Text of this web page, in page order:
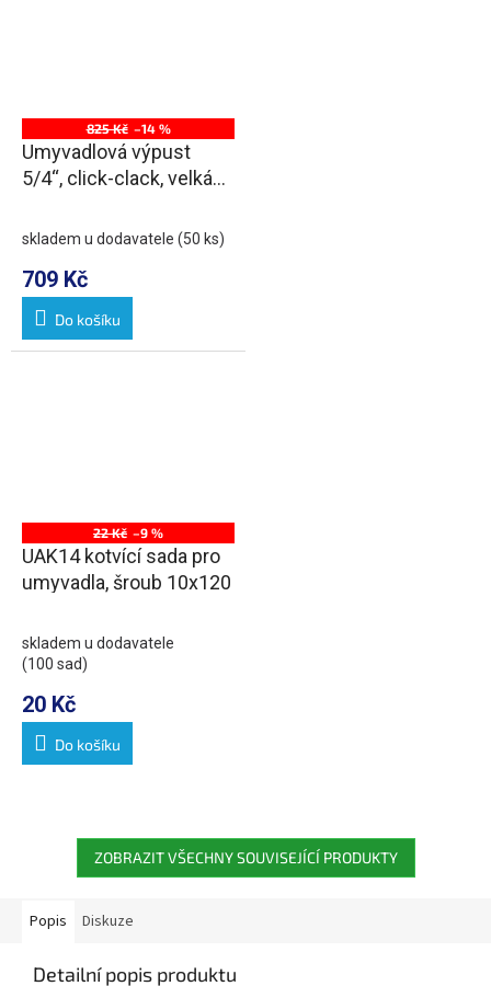
825 Kč –14 %
Umyvadlová výpust
5/4“, click-clack, velká
chrom
skladem u dodavatele (50 ks)
709 Kč
Do košíku
22 Kč –9 %
UAK14 kotvící sada pro
umyvadla, šroub 10x120
skladem u dodavatele
(100 sad)
20 Kč
Do košíku
ZOBRAZIT VŠECHNY SOUVISEJÍCÍ PRODUKTY
Popis Diskuze
Detailní popis produktu